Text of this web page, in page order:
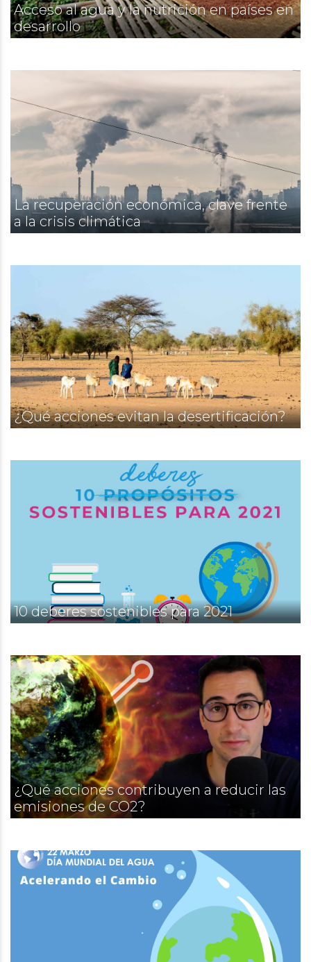
Acceso al agua y la nutrición en países en
desarrollo
La recuperación económica, clave frente
a la crisis climática
¿Qué acciones evitan la desertificación?
10 deberes sostenibles para 2021
¿Qué acciones contribuyen a reducir las
emisiones de CO2?